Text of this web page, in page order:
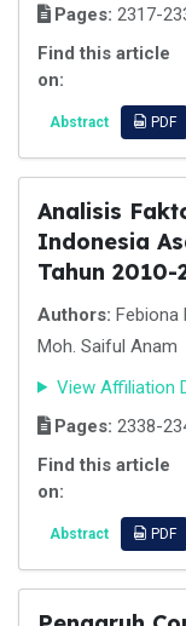
Pages: 2317-
Find this article
on:
Abstract PDF
Analisis
Indonesia
Tahun 2010-
Authors: Febiona
Moh. Saiful Anam
View Affiliation
Pages: 2338-
Find this article
on:
Abstract PDF